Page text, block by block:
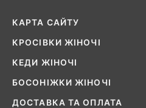
КАРТА САЙТУ
КРОСІВКИ ЖІНОЧІ
КЕДИ ЖІНОЧІ
БОСОНІЖКИ ЖІНОЧІ
ДОСТАВКА ТА ОПЛАТА